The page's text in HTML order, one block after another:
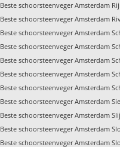
Beste schoorsteenveger Amsterdam
Beste schoorsteenveger Amsterdam
Beste schoorsteenveger Amsterdam
Beste schoorsteenveger Amsterdam
Beste schoorsteenveger Amsterdam
Beste schoorsteenveger Amsterdam
Beste schoorsteenveger Amsterdam
Beste schoorsteenveger Amsterdam
Beste schoorsteenveger Amsterdam
Beste schoorsteenveger Amsterdam
Beste schoorsteenveger Amsterdam